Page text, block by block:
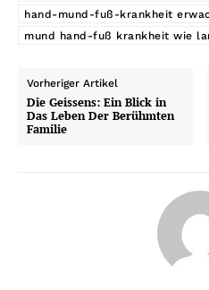
hand-mund-fuß-krankheit
mund hand-fuß krankheit wie
Vorheriger Artikel
Die Geissens: Ein Blick in
Das Leben Der Berühmten
Familie